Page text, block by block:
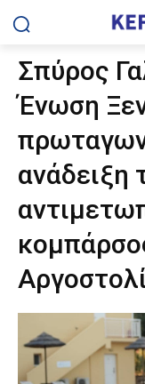
Σπύρος
Ένωση
ανάδειξη